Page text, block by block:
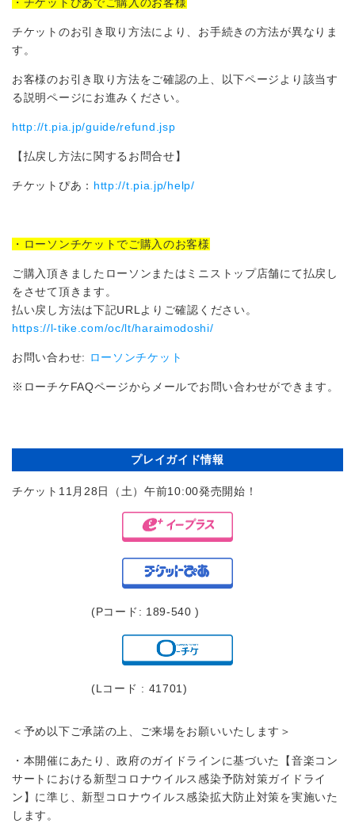
チケットのお引き取り方法により、お手続きの方法が異なりま
す。
お客様のお引き取り方法をご確認の上、以下ページより該当す
る説明ページにお進みください。
http://t.pia.jp/guide/refund.jsp
【払戻し方法に関するお問合せ】
チケットぴあ： http://t.pia.jp/help/
・ローソンチケットでご購入のお客様
ご購入頂きましたローソンまたはミニストップ店舗にて払戻し
をさせて頂きます。
払い戻し方法は下記URLよりご確認ください。
https://l-tike.com/oc/lt/haraimodoshi/
お問い合わせ: ローソンチケット
※ローチケFAQページからメールでお問い合わせができます。
プレイガイド情報
チケット11月28日（土）午前10:00発売開始！
(Pコード: 189-540 )
(Lコード : 41701)
＜予め以下ご承諾の上、ご来場をお願いいたします＞
・本開催にあたり、政府のガイドラインに基づいた【音楽コン
サートにおける新型コロナウイルス感染予防対策ガイドライ
ン】に準じ、新型コロナウイルス感染拡大防止対策を実施いた
します。